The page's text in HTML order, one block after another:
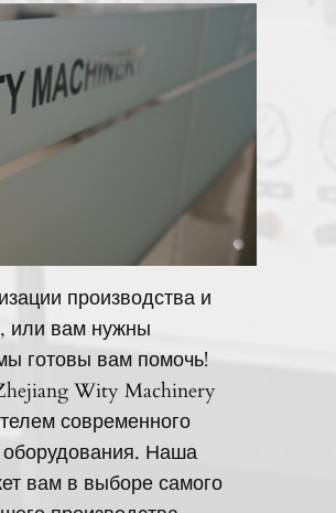
производства и
или вам нужны
готовы вам помочь!
Wity Machinery
современного
оборудования. Наша
вам в выборе самого